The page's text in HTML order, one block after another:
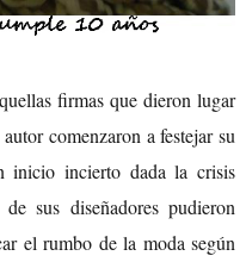
firmas que dieron lugar
comenzaron a festejar su
inicio incierto dada la crisis
sus diseñadores pudieron
el rumbo de la moda según